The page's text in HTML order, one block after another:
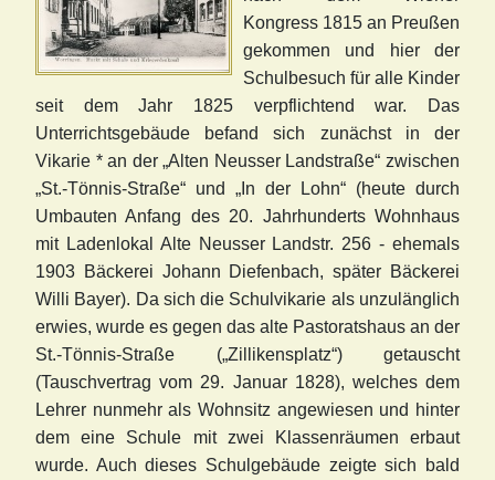
Kongress 1815 an Preußen
gekommen und hier der
Schulbesuch für alle Kinder
seit dem Jahr 1825 verpflichtend war. Das
Unterrichtsgebäude befand sich zunächst in der
Vikarie * an der „Alten Neusser Landstraße“ zwischen
„St.-Tönnis-Straße“ und „In der Lohn“ (heute durch
Umbauten Anfang des 20. Jahrhunderts Wohnhaus
mit Ladenlokal Alte Neusser Landstr. 256 - ehemals
1903 Bäckerei Johann Diefenbach, später Bäckerei
Willi Bayer). Da sich die Schulvikarie als unzulänglich
erwies, wurde es gegen das alte Pastoratshaus an der
St.-Tönnis-Straße („Zillikensplatz“) getauscht
(Tauschvertrag vom 29. Januar 1828), welches dem
Lehrer nunmehr als Wohnsitz angewiesen und hinter
dem eine Schule mit zwei Klassenräumen erbaut
wurde. Auch dieses Schulgebäude zeigte sich bald